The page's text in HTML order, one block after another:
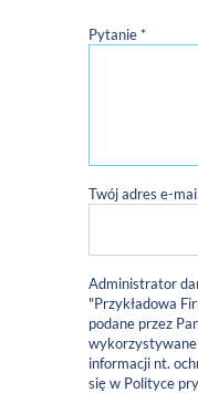
Pytanie *
Twój adres e-
Administrator
"Przykładowa
podane przez
informacji nt.
się w Polityce